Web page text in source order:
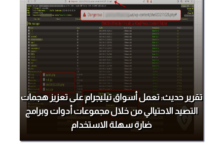
تقرير حديث: تعمل أسواق تيليجرام على تعزيز هجمات
التصيد الاحتيالي من خلال مجموعات أدوات وبرامج
ضارة سهلة الاستخدام